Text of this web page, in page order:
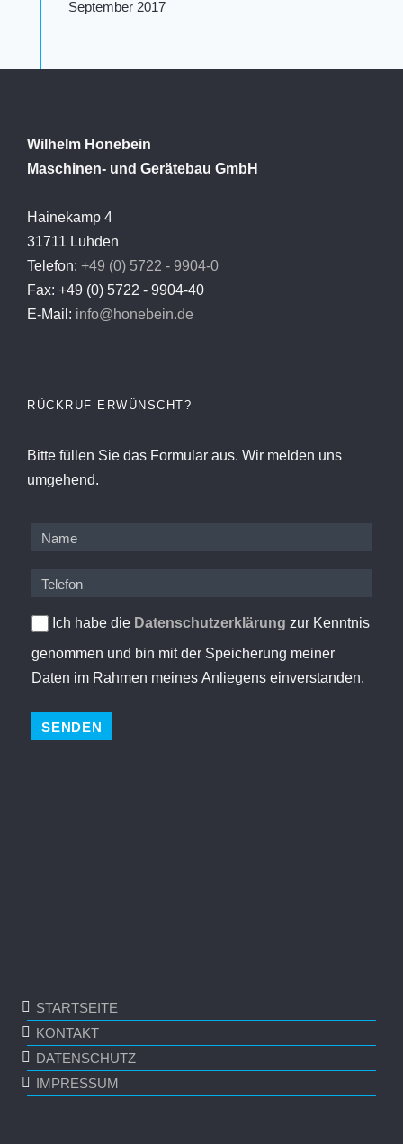
September 2017
Wilhelm Honebein
Maschinen- und Gerätebau GmbH
Hainekamp 4
31711 Luhden
Telefon: +49 (0) 5722 - 9904-0
Fax: +49 (0) 5722 - 9904-40
E-Mail: info@honebein.de
RÜCKRUF ERWÜNSCHT?
Bitte füllen Sie das Formular aus. Wir melden uns
umgehend.
Ich habe die Datenschutzerklärung zur Kenntnis
genommen und bin mit der Speicherung meiner
Daten im Rahmen meines Anliegens einverstanden.
STARTSEITE
KONTAKT
DATENSCHUTZ
IMPRESSUM